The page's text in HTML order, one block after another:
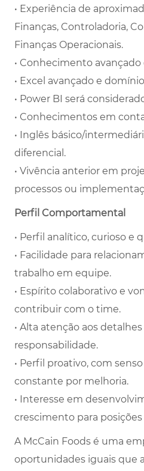
• Experiência de
Finanças, Controladoria,
Finanças Operacionais.
• Conhecimento avançado
• Excel avançado e
• Power BI será
• Conhecimentos em
• Inglês básico/
diferencial.
• Vivência anterior em
processos ou
Perfil Comportamental
• Perfil analítico, curioso e
• Facilidade para
trabalho em equipe.
• Espírito colaborativo e
contribuir com o time.
• Alta atenção aos
responsabilidade.
• Perfil proativo, com
constante por melhoria.
• Interesse em
crescimento para
A McCain Foods é uma
oportunidades iguais que